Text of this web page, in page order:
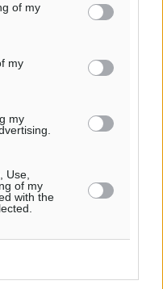
of my
my
my
Use,
of my
with the
πεδία για την
την επόμενη φορά.